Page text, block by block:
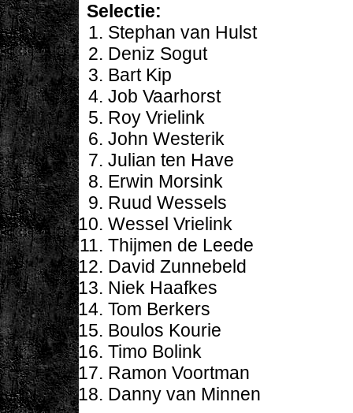
Selectie:
Stephan van Hulst
Deniz Sogut
Bart Kip
Job Vaarhorst
Roy Vrielink
John Westerik
Julian ten Have
Erwin Morsink
Ruud Wessels
Wessel Vrielink
Thijmen de Leede
David Zunnebeld
Niek Haafkes
Tom Berkers
Boulos Kourie
Timo Bolink
Ramon Voortman
Danny van Minnen